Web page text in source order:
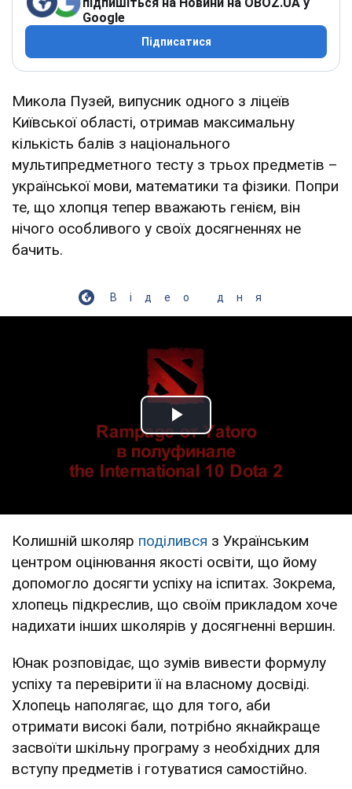
Google
Підписатися
Микола Пузей, випусник одного з ліцеїв
Київської області, отримав максимальну
кількість балів з національного
мультипредметного тесту з трьох предметів –
української мови, математики та фізики. Попри
те, що хлопця тепер вважають генієм, він
нічого особливого у своїх досягненнях не
бачить.
Відео дня
Play Video
Колишній школяр поділився з Українським
центром оцінювання якості освіти, що йому
допомогло досягти успіху на іспитах. Зокрема,
хлопець підкреслив, що своїм прикладом хоче
надихати інших школярів у досягненні вершин.
Юнак розповідає, що зумів вивести формулу
успіху та перевірити її на власному досвіді.
Хлопець наполягає, що для того, аби
отримати високі бали, потрібно якнайкраще
засвоїти шкільну програму з необхідних для
вступу предметів і готуватися самостійно.